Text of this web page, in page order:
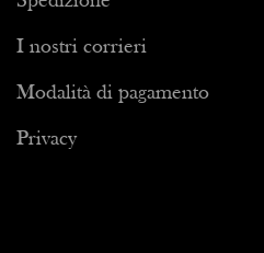
I nostri corrieri
Modalità di pagamento
Privacy